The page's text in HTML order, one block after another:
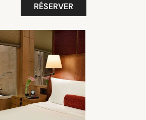
RÉSERVER